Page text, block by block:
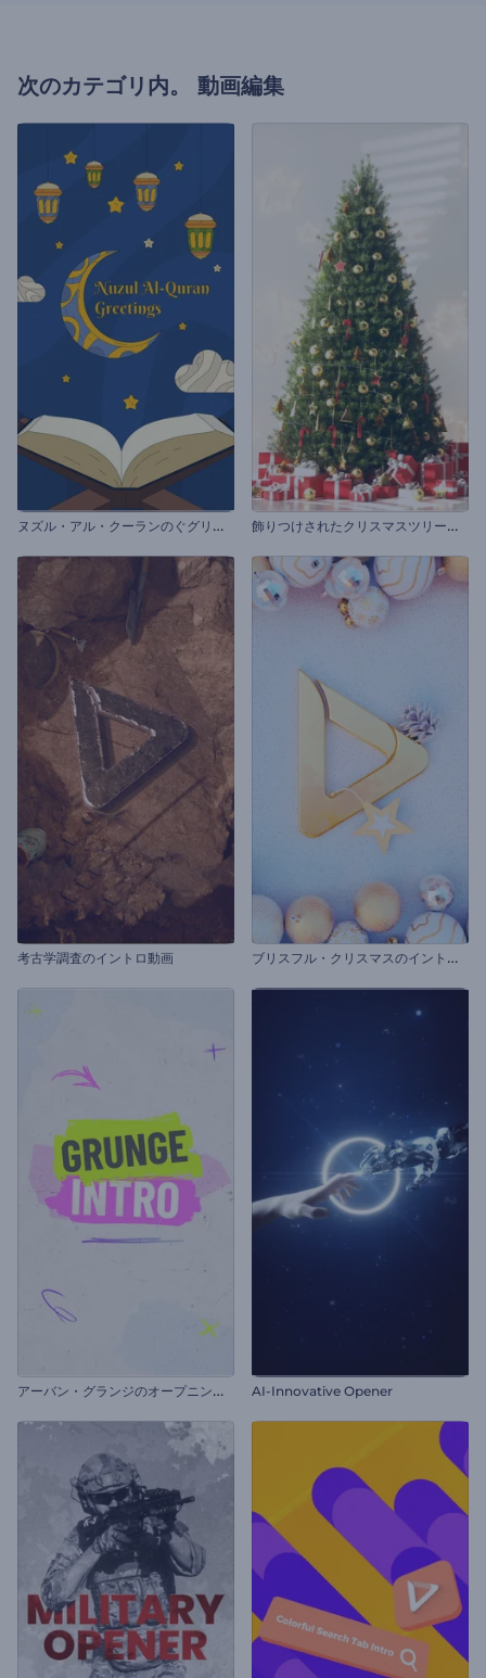
次のカテゴリ内。 動画編集
ヌ
ズル・アル・クーランのぐグリティング動画 飾
りつけされたクリスマスツリーのオープニング動画
考古学調査のイントロ動画 ブ
リスフル・クリスマスのイントロ動画
ア
ーバン・グランジのオープニング動画 AI-Innovative Opener